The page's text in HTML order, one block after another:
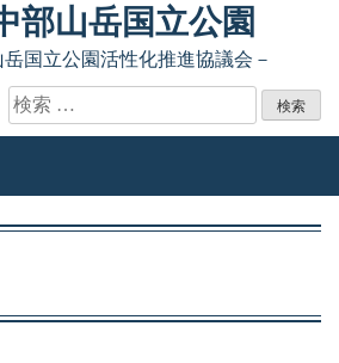
部山岳国立公園
岳国立公園活性化推進協議会－
検索: